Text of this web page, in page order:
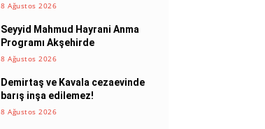
8 Ağustos 2026
Seyyid Mahmud Hayrani Anma
Programı Akşehirde
8 Ağustos 2026
Demirtaş ve Kavala cezaevinde
barış inşa edilemez!
8 Ağustos 2026